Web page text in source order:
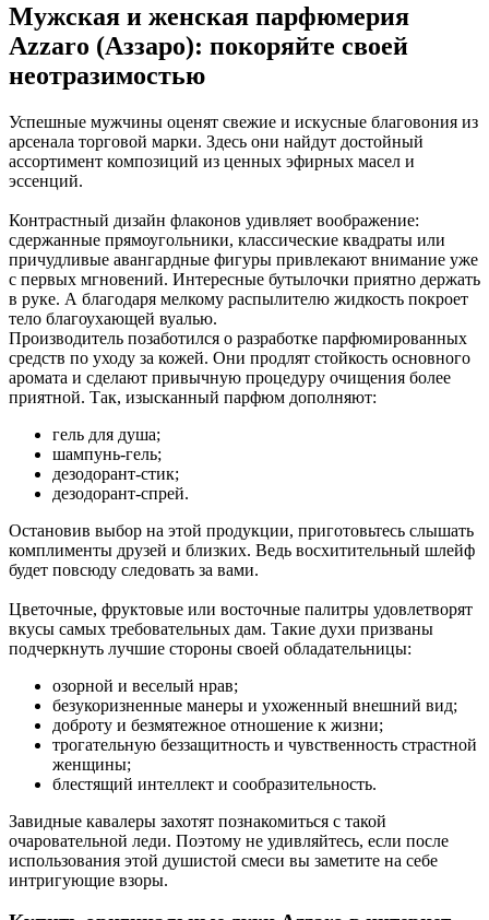
Мужская и женская парфюмерия
Azzaro (Аззаро): покоряйте своей
неотразимостью
Успешные мужчины оценят свежие и искусные благовония из
арсенала торговой марки. Здесь они найдут достойный
ассортимент композиций из ценных эфирных масел и
эссенций.
Контрастный дизайн флаконов удивляет воображение:
сдержанные прямоугольники, классические квадраты или
причудливые авангардные фигуры привлекают внимание уже
с первых мгновений. Интересные бутылочки приятно держать
в руке. А благодаря мелкому распылителю жидкость покроет
тело благоухающей вуалью.
Производитель позаботился о разработке парфюмированных
средств по уходу за кожей. Они продлят стойкость основного
аромата и сделают привычную процедуру очищения более
приятной. Так, изысканный парфюм дополняют:
гель для душа;
шампунь-гель;
дезодорант-стик;
дезодорант-спрей.
Остановив выбор на этой продукции, приготовьтесь слышать
комплименты друзей и близких. Ведь восхитительный шлейф
будет повсюду следовать за вами.
Цветочные, фруктовые или восточные палитры удовлетворят
вкусы самых требовательных дам. Такие духи призваны
подчеркнуть лучшие стороны своей обладательницы:
озорной и веселый нрав;
безукоризненные манеры и ухоженный внешний вид;
доброту и безмятежное отношение к жизни;
трогательную беззащитность и чувственность страстной
женщины;
блестящий интеллект и сообразительность.
Завидные кавалеры захотят познакомиться с такой
очаровательной леди. Поэтому не удивляйтесь, если после
использования этой душистой смеси вы заметите на себе
интригующие взоры.